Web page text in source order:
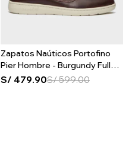
Zapatos Naúticos Portofino
Pier Hombre - Burgundy Full
Grain
S/ 479.90S/599.00